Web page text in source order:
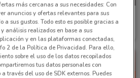
2.1 km
Nissan
Caduca el 05/08
más cercanas a sus necesidades: Con
anuncios y ofertas relevantes para sus
a sus gustos. Todo esto es posible gracias a
análisis realizados en base a sus
y en las plataformas conectadas,
2 de la Política de Privacidad. Para ello,
sobre el uso de los datos recopilados
tus datos personales con
través del uso de SDK externos. Puedes